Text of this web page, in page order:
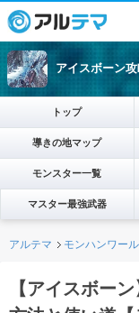
アイスボーン
トップ
導きの地マップ
モンスター一覧
マスター最強武器
アルテマ モンハンワー
【アイスボー